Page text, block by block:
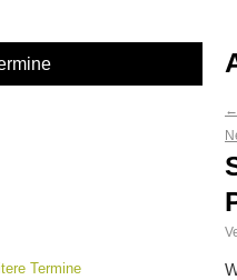
←
Termine